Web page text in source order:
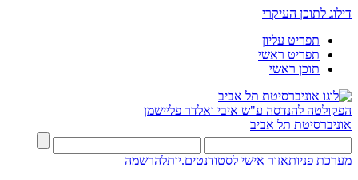
דילוג לתוכן העיקרי
תפריט עליון
תפריט ראשי
תוכן ראשי
הפקולטה להנדסה ע"ש איבי ואלדר פליישמן
אוניברסיטת תל אביב
מערכת פניותאזור אישי לסטודנטים.יותלהרשמה